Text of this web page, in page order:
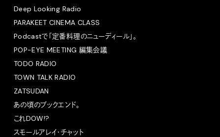
Deep Looking Radio
PARAKEET CINEMA CLASS
Podcastで「定番料理のニューディール」。
POP-EYE MEETING 編集会議
TODO RADIO
TOWN TALK RADIO
ZATSUDAN
あの頃のブックエンド。
これDOW!?
スモールアレイ・チャット